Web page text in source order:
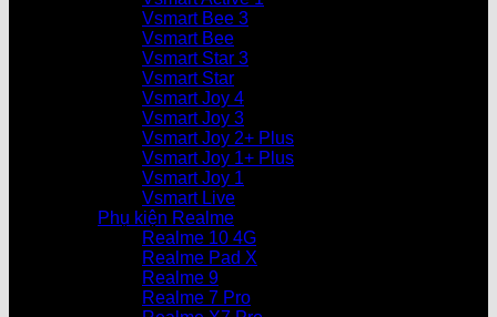
Vsmart Bee 3
Vsmart Bee
Vsmart Star 3
Vsmart Star
Vsmart Joy 4
Vsmart Joy 3
Vsmart Joy 2+ Plus
Vsmart Joy 1+ Plus
Vsmart Joy 1
Vsmart Live
Phụ kiện Realme
Realme 10 4G
Realme Pad X
Realme 9
Realme 7 Pro